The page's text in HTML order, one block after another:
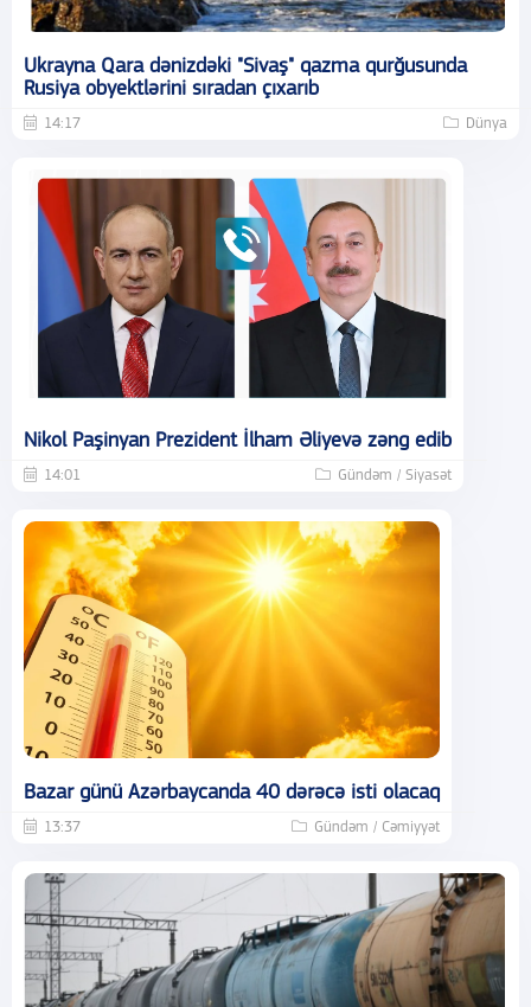
Ukrayna Qara dənizdəki "Sivaş" qazma qurğusunda
Rusiya obyektlərini sıradan çıxarıb
14:17 Dünya
Nikol Paşinyan Prezident İlham Əliyevə zəng edib
14:01 Gündəm / Siyasət
Bazar günü Azərbaycanda 40 dərəcə isti olacaq
13:37 Gündəm / Cəmiyyət